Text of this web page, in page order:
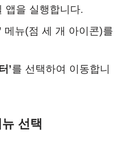
앱을 실행합니다.
메뉴(점 세 개 아이콘)를
’를 선택하여 이동합니
선택